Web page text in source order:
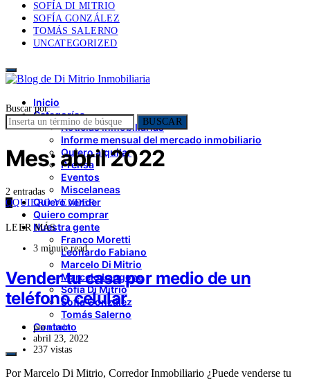
SOFÍA DI MITRIO
SOFÍA GONZÁLEZ
TOMÁS SALERNO
UNCATEGORIZED
Inicio
Categorías
Noticias inmobiliarias
Informe mensual del mercado inmobiliario
Quiero alquilar
Prensa
Eventos
Miscelaneas
Quiero vender
Quiero comprar
Nuestra gente
Franco Moretti
Leonardo Fabiano
Marcelo Di Mitrio
Marcelo Langone
Sofía Di Mitrio
Sofía González
Tomás Salerno
Contacto
Buscar por:
BUSCAR
Mes: abril 2022
2 entradas
QQUIERO VENDER
LEER MÁS
3 minute read
Vender tu casa por medio de un
teléfono celular
poradmin
abril 23, 2022
237 vistas
Por Marcelo Di Mitrio, Corredor Inmobiliario ¿Puede venderse tu